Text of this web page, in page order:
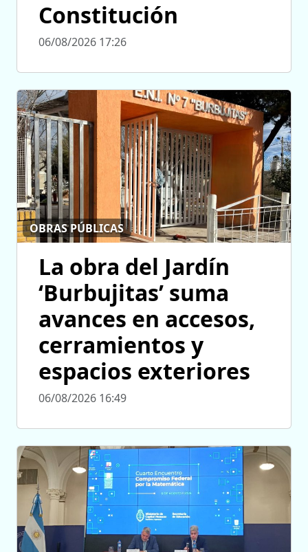
Constitución
06/08/2026 17:26
OBRAS PÚBLICAS
La obra del Jardín
‘Burbujitas’ suma
avances en accesos,
cerramientos y
espacios exteriores
06/08/2026 16:49